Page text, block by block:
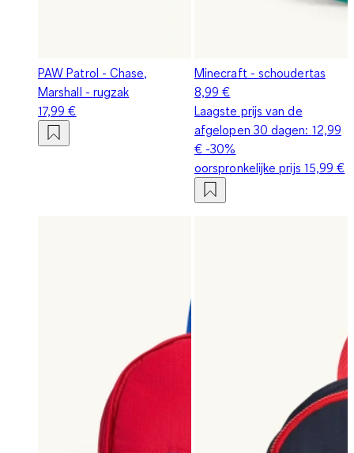
PAW Patrol - Chase,
Marshall - rugzak
17,99 €
Minecraft - schoudertas
8,99 €
Laagste prijs van de
afgelopen 30 dagen: 12,99
€ -30%
oorspronkelijke prijs 15,99 €